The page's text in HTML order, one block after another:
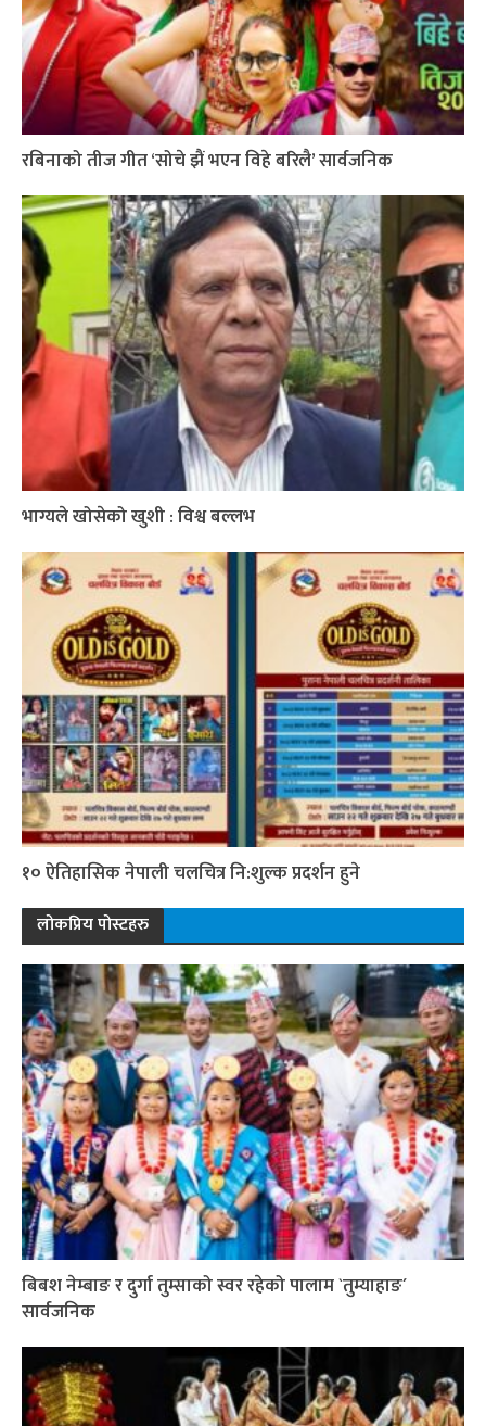
रबिनाको तीज गीत ‘सोचे झैं भएन विहे बरिलै’ सार्वजनिक
भाग्यले खोसेको खुशी : विश्व बल्लभ
१० ऐतिहासिक नेपाली चलचित्र नि:शुल्क प्रदर्शन हुने
लोकप्रिय पोस्टहरु
बिबश नेम्बाङ र दुर्गा तुम्साको स्वर रहेको पालाम `तुम्याहाङ´
सार्वजनिक